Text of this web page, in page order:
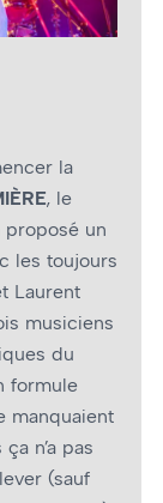
la
, le
proposé un
les toujours
Laurent
musiciens
du
formule
manquaient
n’a pas
(sauf